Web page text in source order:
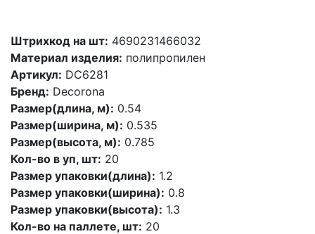
Штрихкод на шт: 4690231466032
Материал изделия: полипропилен
Артикул: DC6281
Бренд: Decorona
Размер(длина, м): 0.54
Размер(ширина, м): 0.535
Размер(высота, м): 0.785
Кол-во в уп, шт: 20
Размер упаковки(длина): 1.2
Размер упаковки(ширина): 0.8
Размер упаковки(высота): 1.3
Кол-во на паллете, шт: 20